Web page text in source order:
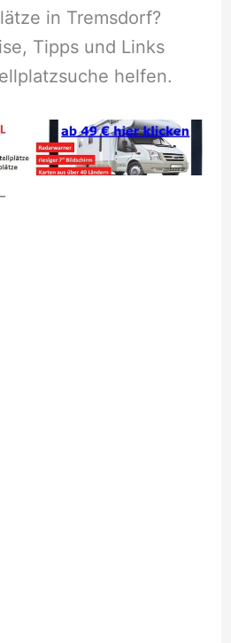
in Tremsdorf?
Tipps und Links
helfen.